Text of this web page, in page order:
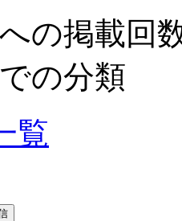
の掲載回
の分類
覧